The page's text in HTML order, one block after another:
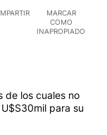
MARCAR
COMO
INAPROPIADO
de los cuales no
para su